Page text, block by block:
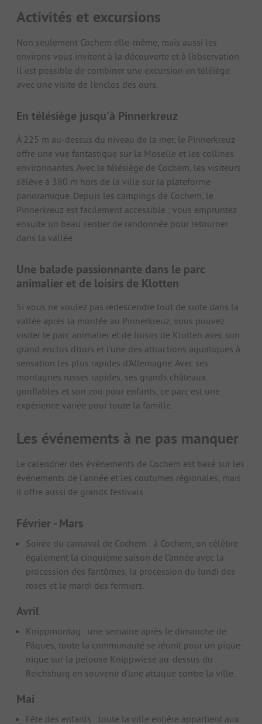
Activités et excursions
Non seulement Cochem elle-même, mais aussi les
environs vous invitent à la découverte et à l'observation.
Il est possible de combiner une excursion en téléiège
avec une visite de l'enclos des ours.
En télésiège jusqu'à Pinnerkreuz
À 225 m au-dessus du niveau de la mer, le Pinnerkreuz
offre une vue fantastique sur la Moselle et les collines
environnantes. Avec le télésiège de Cochem, les visiteurs
s'élève à 380 m hors de la ville sur la plateforme
panoramique. Depuis les campings de Cochem, le
Pinnerkreuz est facilement accessible ; vous empruntez
ensuite un beau sentier de randonnée pour retourner
dans la vallée.
Une balade passionnante dans le parc
animalier et de loisirs de Klotten
Si vous ne voulez pas redescendre tout de suite dans la
vallée après la montée au Pinnerkreuz, vous pouvez
visiter le parc animalier et de loisirs de Klotten avec son
grand enclos d'ours et l'une des attractions aquatiques à
sensation les plus rapides d'Allemagne. Avec ses
montagnes russes rapides, ses grands châteaux
gonflables et son zoo pour enfants, ce parc est une
expérience variée pour toute la famille.
Les événements à ne pas manquer
Le calendrier des événements de Cochem est basé sur les
événements de l'année et les coutumes régionales, mais
il offre aussi de grands festivals.
Février - Mars
Soirée du carnaval de Cochem : à Cochem, on célèbre
également la cinquième saison de l'année avec la
procession des fantômes, la procession du lundi des
roses et le mardi des fermiers.
Avril
Knippmontag : une semaine après le dimanche de
Pâques, toute la communauté se réunit pour un pique-
nique sur la pelouse Knippwiese au-dessus du
Reichsburg en souvenir d'une attaque contre la ville.
Mai
Fête des enfants : toute la ville entière appartient aux